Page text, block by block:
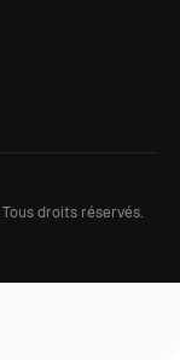
Tous droits réservés.